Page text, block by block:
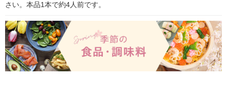
さい。本品1本で約4人前です。